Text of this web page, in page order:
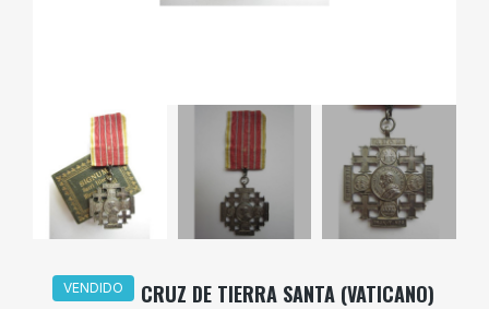
VENDIDO CRUZ DE TIERRA SANTA (VATICANO)